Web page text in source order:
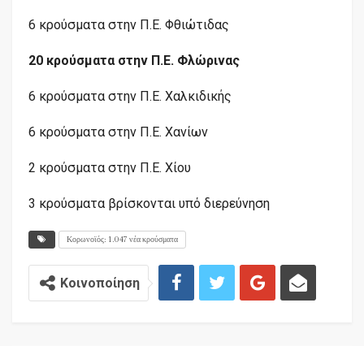
6 κρούσματα στην Π.Ε. Φθιώτιδας
20 κρούσματα στην Π.Ε. Φλώρινας
6 κρούσματα στην Π.Ε. Χαλκιδικής
6 κρούσματα στην Π.Ε. Χανίων
2 κρούσματα στην Π.Ε. Χίου
3 κρούσματα βρίσκονται υπό διερεύνηση
Κορωνοϊός: 1.047 νέα κρούσματα
Κοινοποίηση